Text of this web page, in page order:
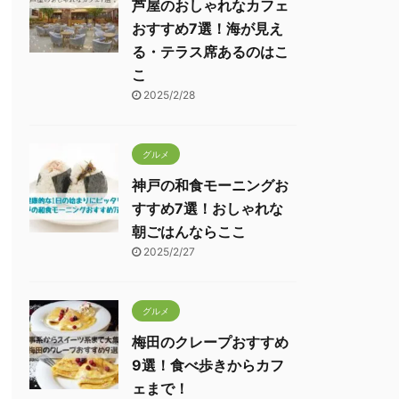
芦屋のおしゃれなカフェ
おすすめ7選！海が見え
る・テラス席あるのはこ
こ
2025/2/28
グルメ
神戸の和食モーニングお
すすめ7選！おしゃれな
朝ごはんならここ
2025/2/27
グルメ
梅田のクレープおすすめ
9選！食べ歩きからカフ
ェまで！